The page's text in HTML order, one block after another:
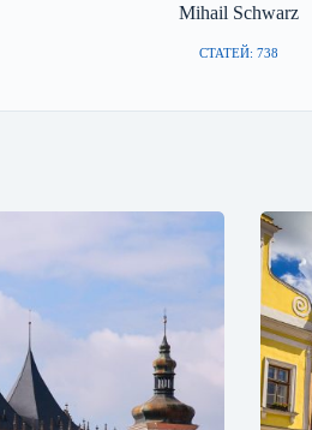
Mihail Schwarz
СТАТЕЙ: 738